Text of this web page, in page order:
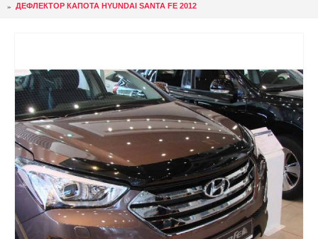
ДЕФЛЕКТОР КАПОТА HYUNDAI SANTA FE 2012